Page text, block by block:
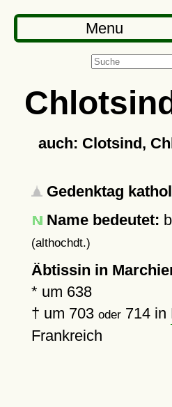
Menu
auch: Clotsind,
Gedenktag
Name bedeutet:
(althochdt.)
Äbtissin in
* um 638
† um 703 oder 714in
Frankreich